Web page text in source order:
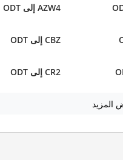
AZW4 إلى ODT
CBZ إلى ODT
CR2 إلى ODT
المزيد